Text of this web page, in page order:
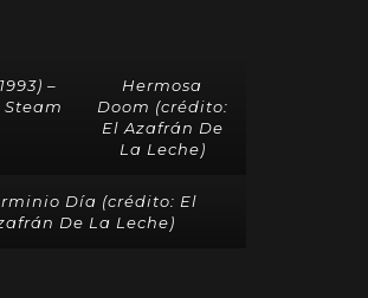
–
Steam
Hermosa
Doom (crédito:
El Azafrán De
La Leche)
Día (crédito: El
De La Leche)